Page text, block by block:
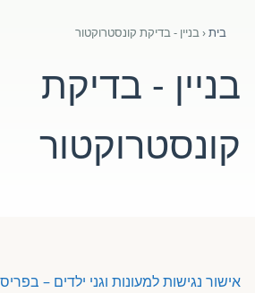
השתלמויות וקורסים לגננות ולצוותי חינוך | גיל הרך 0-6
מרכז ידע ומאמרים
בית‹בניין - בדיקת קונסטרוקטור
בניין - בדיקת
קונסטרוקטור
אישור נגישות למעונות וגני ילדים –